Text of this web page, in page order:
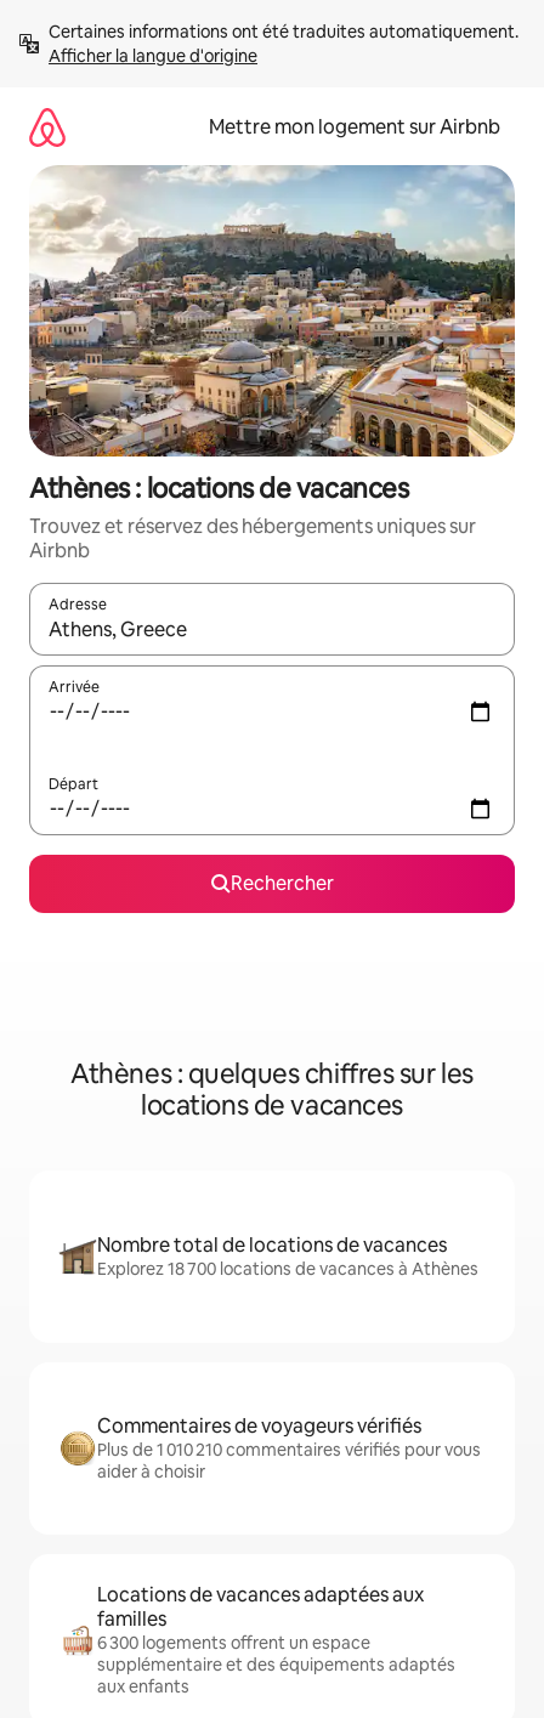
directement
Afficher la langue d'origine
Mettre mon logement sur Airbnb
Athènes : locations de vacances
Trouvez et réservez des hébergements uniques sur
Airbnb
Adresse
Lorsque les résultats s'affichent, utilisez les flèches vers le
Arrivée
Départ
Rechercher
Athènes : quelques chiffres sur les
locations de vacances
Nombre total de locations de vacances
Explorez 18 700 locations de vacances à Athènes
Commentaires de voyageurs vérifiés
Plus de 1 010 210 commentaires vérifiés pour vous
aider à choisir
Locations de vacances adaptées aux
familles
6 300 logements offrent un espace
supplémentaire et des équipements adaptés
aux enfants